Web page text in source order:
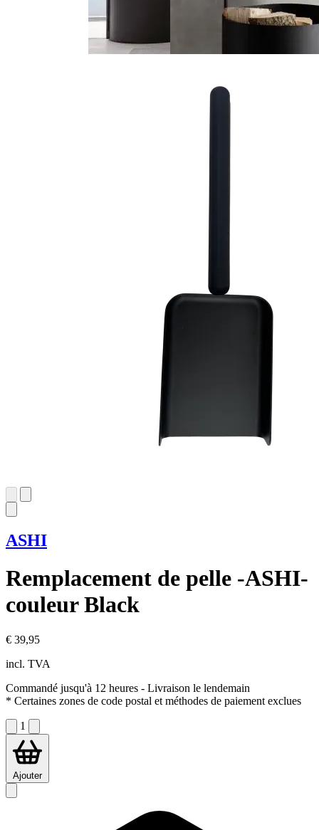
ASHI
Remplacement de pelle -ASHI-
couleur Black
€ 39,95
incl. TVA
Commandé jusqu'à 12 heures - Livraison le lendemain
* Certaines zones de code postal et méthodes de paiement exclues
1
Ajouter